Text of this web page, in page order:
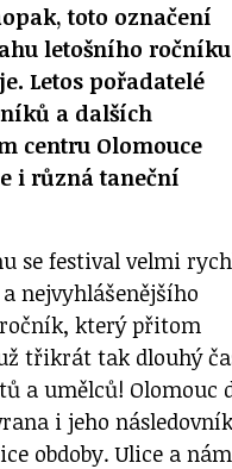
toto označení
letošního ročníku
Letos pořadatelé
a dalších
centru Olomouce
i různá taneční
se festival velmi
nejvyhlášenějšího
ročník, který přitom
třikrát tak dlouhý
a umělců! Olomouc
i jeho
obdoby. Ulice a